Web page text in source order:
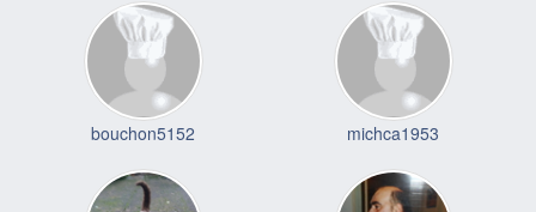
bouchon5152 michca1953